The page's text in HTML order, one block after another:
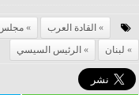
القادة العرب مجلس
لبنان
الرئيس السيسي